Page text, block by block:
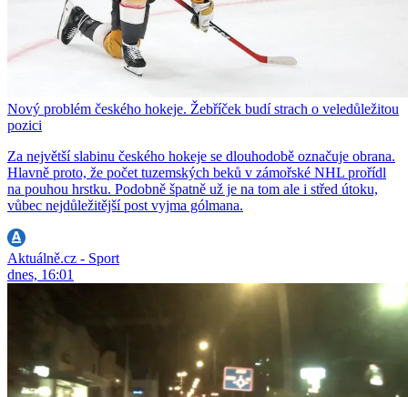
Nový problém českého hokeje. Žebříček budí strach o veledůležitou
pozici
Za největší slabinu českého hokeje se dlouhodobě označuje obrana.
Hlavně proto, že počet tuzemských beků v zámořské NHL prořídl
na pouhou hrstku. Podobně špatně už je na tom ale i střed útoku,
vůbec nejdůležitější post vyjma gólmana.
Aktuálně.cz - Sport
dnes, 16:01